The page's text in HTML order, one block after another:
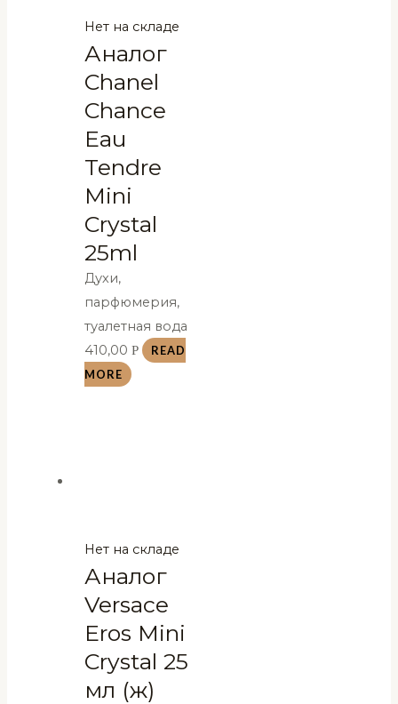
Нет на складе
Аналог
Chanel
Chance
Eau
Tendre
Mini
Crystal
25ml
Духи,
парфюмерия,
туалетная вода
410,00Р
READ
MORE
Нет на складе
Аналог
Versace
Eros Mini
Crystal 25
мл (ж)